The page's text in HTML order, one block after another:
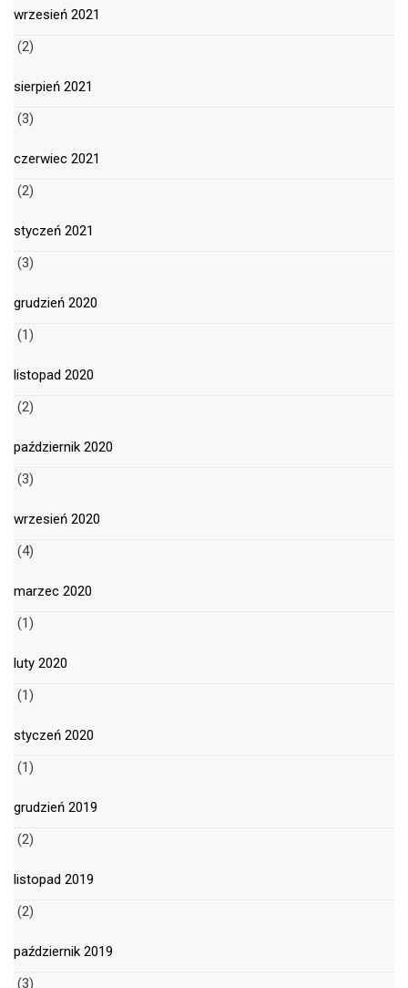
wrzesień 2021
(2)
sierpień 2021
(3)
czerwiec 2021
(2)
styczeń 2021
(3)
grudzień 2020
(1)
listopad 2020
(2)
październik 2020
(3)
wrzesień 2020
(4)
marzec 2020
(1)
luty 2020
(1)
styczeń 2020
(1)
grudzień 2019
(2)
listopad 2019
(2)
październik 2019
(3)